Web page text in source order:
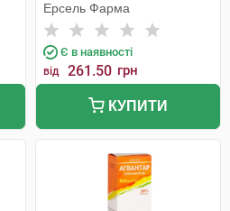
Ерсель Фарма
Є в наявності
від 261.50 грн
КУПИТИ